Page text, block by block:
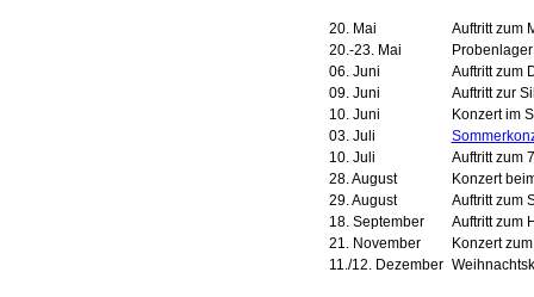
20. Mai
Auftritt zum
20.-23. Mai
06. Juni
Auftritt zum
09. Juni
Auftritt zur
10. Juni
Konzert im
03. Juli
10. Juli
Auftritt zum
28. August
Konzert
29. August
Auftritt zum
18. September
Auftritt zum
21. November
Konzert
11./12. Dezember